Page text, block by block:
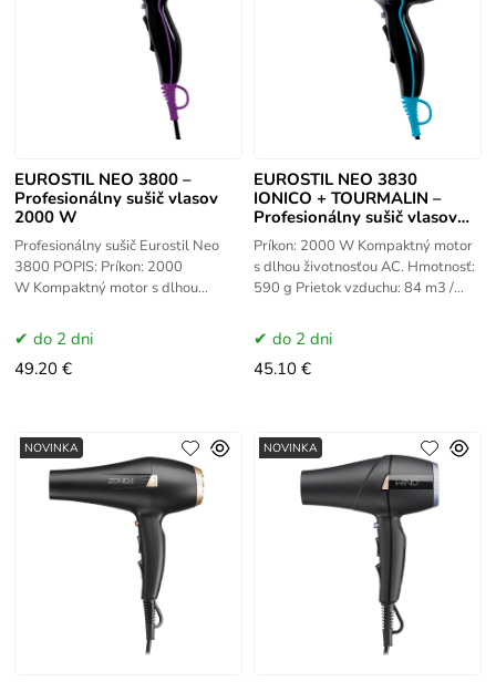
EUROSTIL NEO 3800 –
Profesionálny sušič vlasov
2000 W
Profesionálny sušič Eurostil Neo
3800 POPIS: Príkon: 2000
W Kompaktný motor s dlhou
g Prietok vzduchu: 84 m3 / hod. 2
do 2 dni
49.20 €
EUROSTIL NEO 3830
IONICO + TOURMALIN –
Profesionálny sušič vlasov
2000 W
Príkon: 2000 W Kompaktný motor
s dlhou životnosťou AC. Hmotnosť:
590 g Prietok vzduchu: 84 m3 /
na studený vzduch. 2
do 2 dni
45.10 €
NOVINKA NOVINKA